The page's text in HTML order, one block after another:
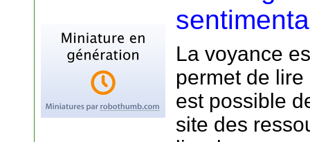
La voyance
permet de
est possible
site des